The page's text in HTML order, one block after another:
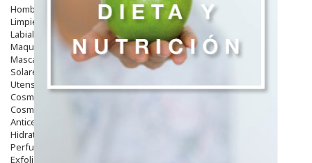
Hombre
Limpieza
Labiales
Maquillajes Y Color
Mascarillas
Solares
Utensilios
Cosmética Capilar
Cosmética Corporal
Anticelulíticos
Hidratantes Corporales
Perfumes Y Colonias
Exfoliantes Corporales